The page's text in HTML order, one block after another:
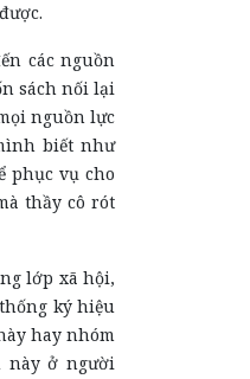
các nguồn
sách nối lại
nguồn lực
biết như
phục vụ cho
thầy cô rót
lớp xã hội,
ký hiệu
hay nhóm
này ở người